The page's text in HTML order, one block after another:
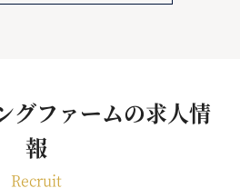
グファームの求人情
報
Recruit